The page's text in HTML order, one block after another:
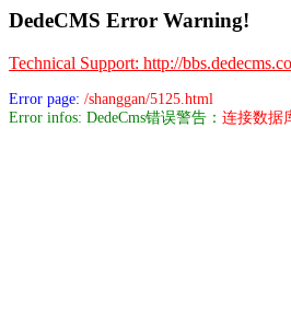
DedeCMS Error Warning!
Technical Support: http://
Error page: /shanggan/5125.html
Error infos: DedeCms错误警告： 连接数据